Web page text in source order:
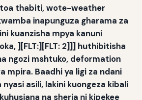
thabiti, wote-weather
inapunguza gharama za
kuanzisha mpya kanuni
][FLT:][FLT: 2]]] huthibitisha
ngozi mshtuko, deformation
mpira. Baadhi ya ligi za ndani
asili, lakini kuongeza kibali
na sheria ni kipekee